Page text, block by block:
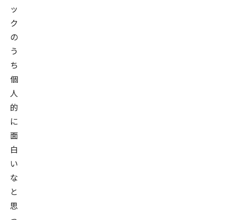
ッ
ク
の
う
ち
個
人
的
に
面
白
い
な
と
思